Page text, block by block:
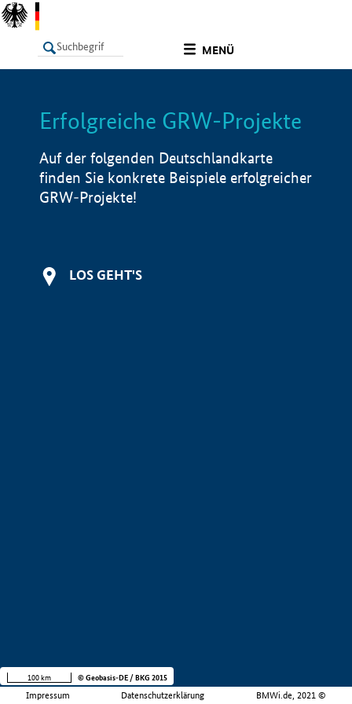
MENÜ
LISTE Info
Erfolgreiche GRW-Projekte
Auf der folgenden Deutschlandkarte
finden Sie konkrete Beispiele erfolgreicher
GRW-Projekte!
LOS GEHT'S
Impressum Datenschutzerklärung BMWi.de, 2021 ©
100 km © Geobasis-DE / BKG 2015